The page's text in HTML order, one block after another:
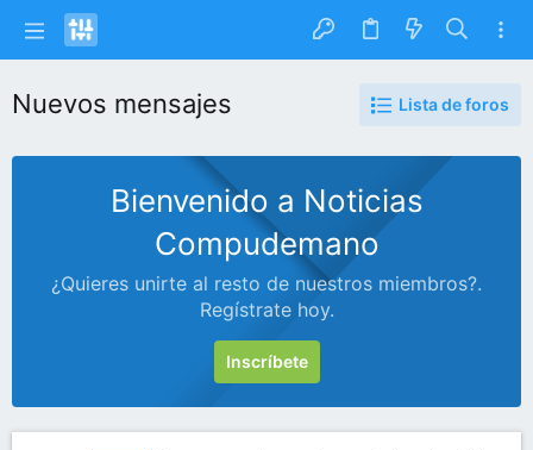
Nuevos mensajes Lista de foros
Bienvenido a Noticias
Compudemano
¿Quieres unirte al resto de nuestros miembros?.
Regístrate hoy.
Inscríbete